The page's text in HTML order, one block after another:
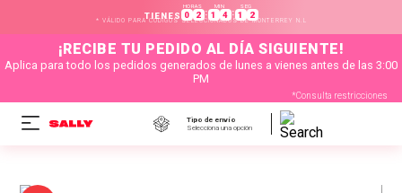
TIENES
HORAS
0 2 :
MIN
1 4 :
SEG
1 2
* VÁLIDO PARA CÓDIGOS SELECCIONADOS DE MONTERREY N.L
¡RECIBE TU PEDIDO AL DÍA SIGUIENTE!
Aplica para todo los pedidos generados de lunes a vienes antes de las 3:00
PM
*Consulta restricciones
Tipo de envío
Selecciona una opción